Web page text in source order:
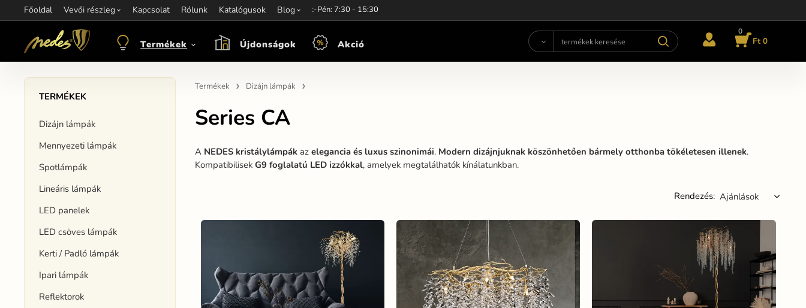
Főoldal Vevői részleg Kapcsolat Rólunk Katalógusok Blog
Információ:objednavkacz@nedes.sk Kapcsolat:+421 907 263 473Munkaidő: Hét-Pén: 7:30 - 15:30
Termékek Újdonságok Akció
0
Ft 0
TERMÉKEK
Dizájn lámpák
Mennyezeti lámpák
Spotlámpák
Lineáris lámpák
LED panelek
LED csöves lámpák
Kerti / Padló lámpák
Ipari lámpák
Reflektorok
Termékek Dizájn lámpák
Series CA
A NEDES kristálylámpákaz elegancia és luxus szinonimái. Modern dizájnjuknak köszönhetően bármely otthonba tökéletesen illenek.
Kompatibilisek G9 foglalatú LED izzókkal, amelyek megtalálhatók kínálatunkban.
Rendezés: